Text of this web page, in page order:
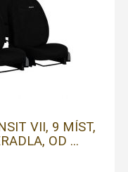
VII, 9 MÍST,
OD ...